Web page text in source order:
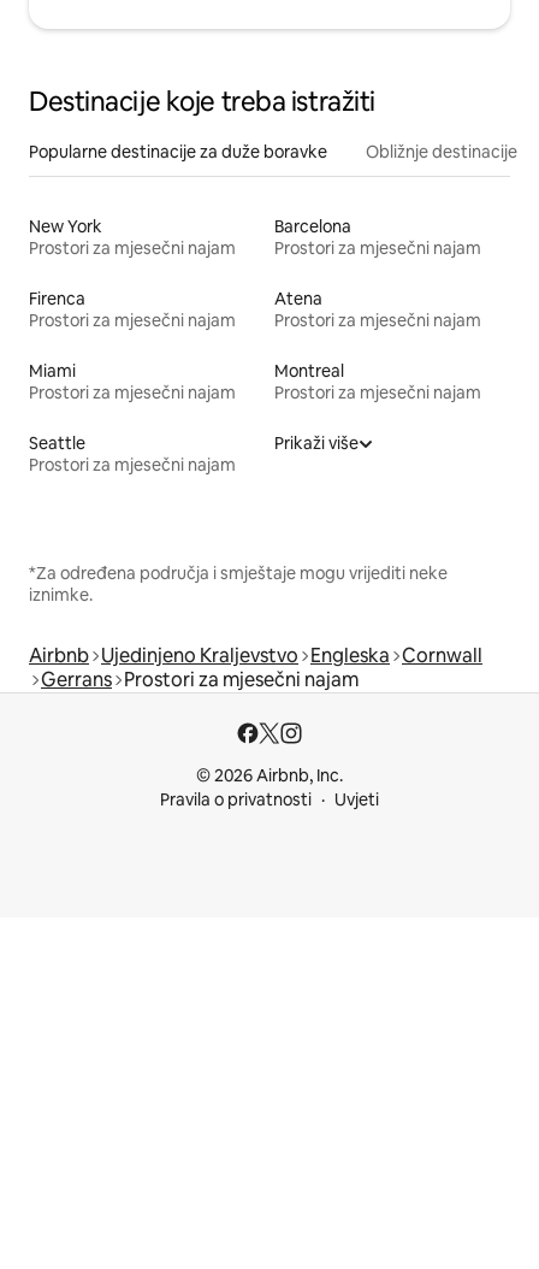
Destinacije koje treba istražiti
Popularne destinacije za duže boravke Obližnje destinacije
New York
Prostori za mjesečni najam
Barcelona
Prostori za mjesečni najam
Firenca
Prostori za mjesečni najam
Atena
Prostori za mjesečni najam
Miami
Prostori za mjesečni najam
Montreal
Prostori za mjesečni najam
Seattle
Prostori za mjesečni najam
Prikaži više
*Za određena područja i smještaje mogu vrijediti neke
iznimke.
Airbnb Ujedinjeno Kraljevstvo Engleska Cornwall
Gerrans Prostori za mjesečni najam
© 2026 Airbnb, Inc.
Pravila o privatnosti
Uvjeti